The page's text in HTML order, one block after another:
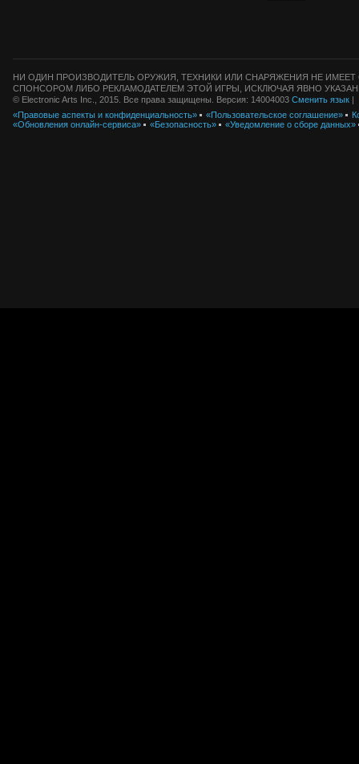
НИ ОДИН ПРОИЗВОДИТЕЛЬ ОРУЖИЯ, ТЕХНИКИ ИЛИ СНАРЯЖЕНИЯ НЕ
СПОНСОРОМ ЛИБО РЕКЛАМОДАТЕЛЕМ ЭТОЙ ИГРЫ, ИСКЛЮЧАЯ ЯВНО
© Electronic Arts Inc., 2015. Все права защищены. Версия: 14004003 Сменить язык |
«Правовые аспекты и конфиденциальность»
«Пользовательское соглашение»
«Обновления онлайн-сервиса»
«Безопасность» «Уведомление о сборе данных»